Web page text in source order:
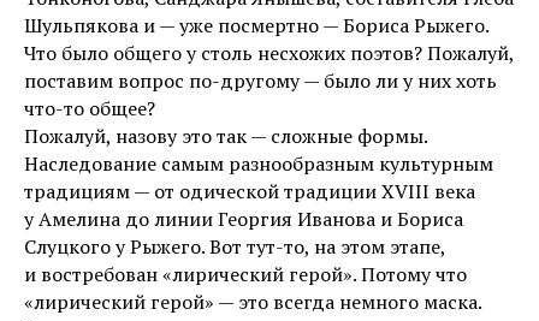
Шульпякова и — уже посмертно — Бориса Рыжего.
Что было общего у столь несхожих поэтов? Пожалуй,
поставим вопрос по-другому — было ли у них хоть
что-то общее?
Пожалуй, назову это так — сложные формы.
Наследование самым разнообразным культурным
традициям — от одической традиции XVIII века
у Амелина до линии Георгия Иванова и Бориса
Слуцкого у Рыжего. Вот тут-то, на этом этапе,
и востребован «лирический герой». Потому что
«лирический герой» — это всегда немного маска.